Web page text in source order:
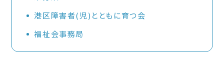
港区障害者(児)とともに育つ会
福祉会事務局